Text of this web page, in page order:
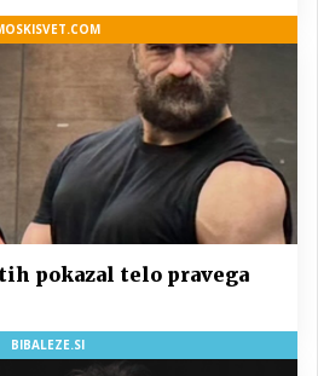
pokazal telo pravega
BIBALEZE.SI